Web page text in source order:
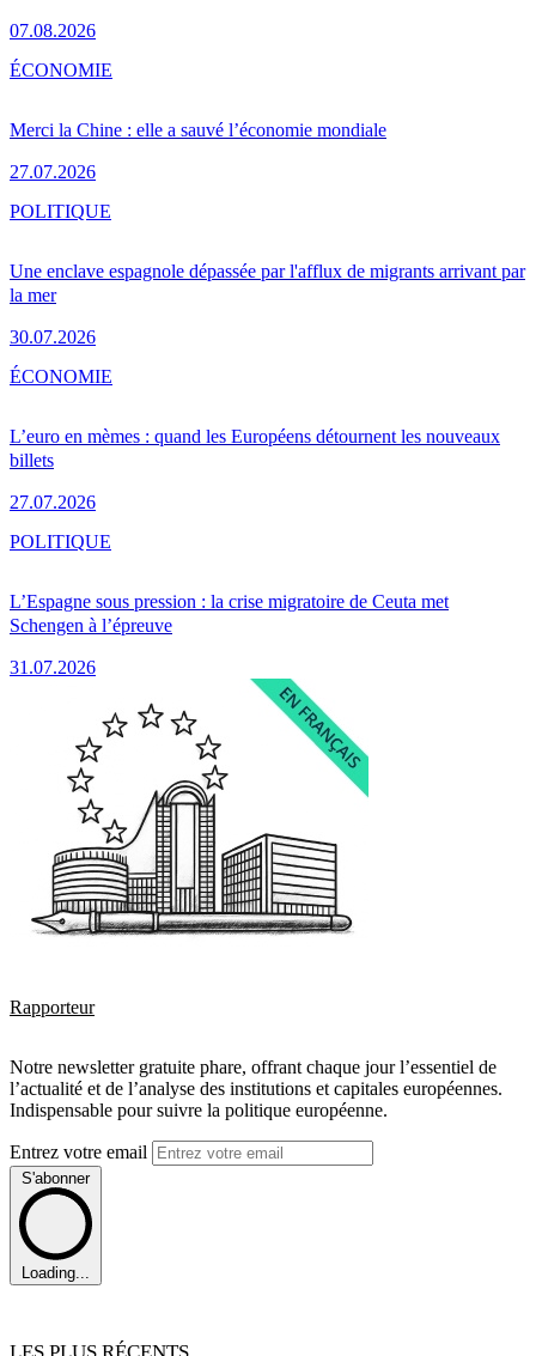
07.08.2026
Merci la Chine : elle a sauvé l’économie mondiale
27.07.2026
ÉCONOMIE
Une enclave espagnole dépassée par l'afflux de migrants arrivant par
la mer
30.07.2026
POLITIQUE
L’euro en mèmes : quand les Européens détournent les nouveaux
billets
27.07.2026
ÉCONOMIE
L’Espagne sous pression : la crise migratoire de Ceuta met
Schengen à l’épreuve
31.07.2026
POLITIQUE
Rapporteur
Notre newsletter gratuite phare, offrant chaque jour l’essentiel de
l’actualité et de l’analyse des institutions et capitales européennes.
Indispensable pour suivre la politique européenne.
Entrez votre email
S'abonner
Loading...